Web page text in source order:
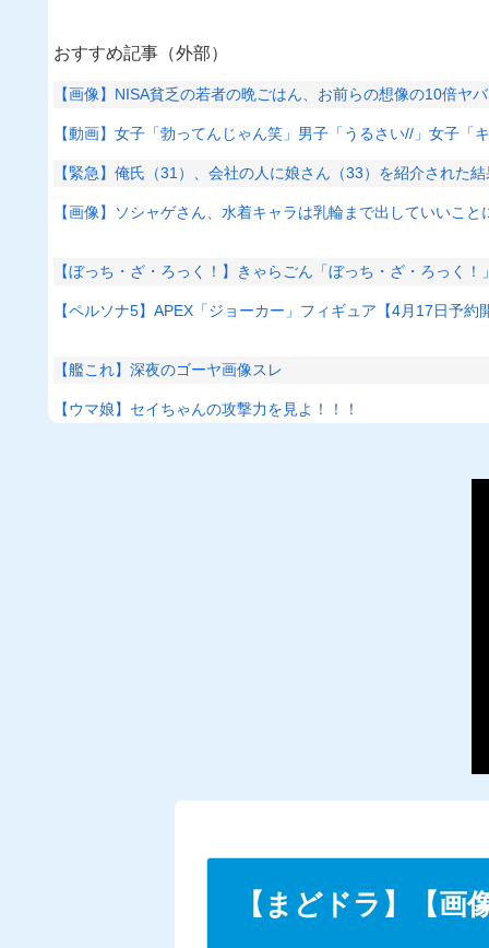
おすすめ記事（外部）
【画像】NISA貧乏の若者の晩ごはん、お前らの想像の10倍ヤ
【動画】女子「勃ってんじゃん笑」男子「うるさい//」女子
【緊急】俺氏（31）、会社の人に娘さん（33）を紹介された
【画像】ソシャゲさん、水着キャラは乳輪まで出していいこと
【ぼっち・ざ・ろっく！】きゃらごん「ぼっち・ざ・ろっく
【ペルソナ5】APEX「ジョーカー」フィギュア【4月17日予約
【艦これ】深夜のゴーヤ画像スレ
【ウマ娘】セイちゃんの攻撃力を見よ！！！
【まどドラ】【